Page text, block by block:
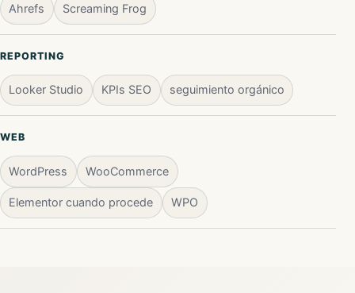
Ahrefs Screaming Frog
REPORTING
Looker Studio KPIs SEO seguimiento orgánico
WEB
WordPress WooCommerce
Elementor cuando procede WPO